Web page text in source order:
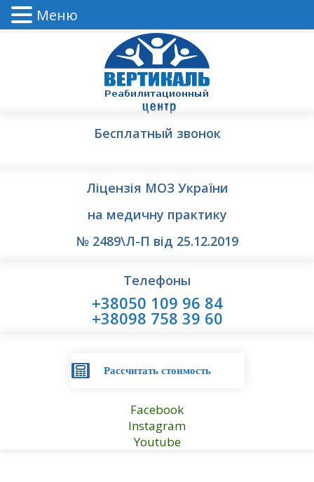
Бесплатный звонок
Ліцензія МОЗ України
на медичну практику
№ 2489\Л-П від 25.12.2019
Телефоны
+38050 109 96 84
+38098 758 39 60
Рассчитать стоимость
Facebook
Instagram
Youtube
Меню